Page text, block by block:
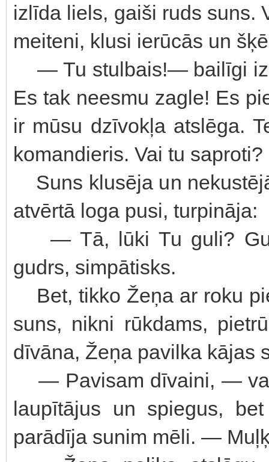
izlīda liels, gaiši ruds suns.
meiteni, klusi ierūcās un
— Tu stulbais!— bailīgi
Es tak neesmu zagle! Es
ir mūsu dzīvokļa atslēga.
komandieris. Vai tu saproti?
Suns klusēja un
atvērtā loga pusi, turpināja:
— Tā, lūki Tu guli?
gudrs, simpātisks.
Bet, tikko Žeņa ar roku
suns, nikni rūkdams,
dīvāna, Žeņa pavilka kājas
— Pavisam dīvaini, —
laupītājus un spiegus,
parādīja sunim mēli. —